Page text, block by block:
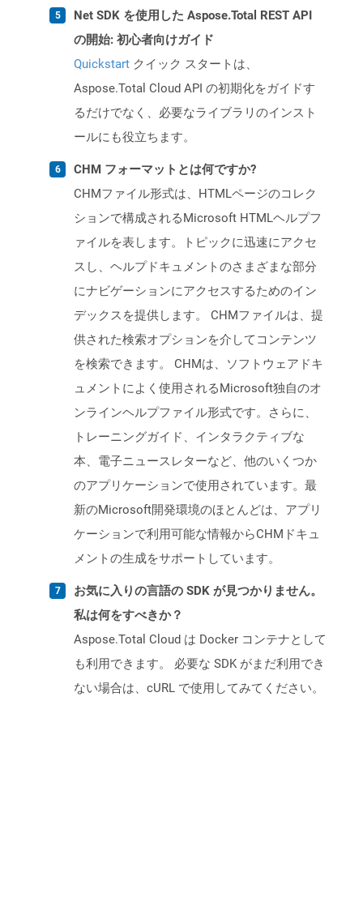
Net SDK を使用した Aspose.Total REST API
の開始: 初心者向けガイド
Quickstart クイック スタートは、
Aspose.Total Cloud API の初期化をガイドす
るだけでなく、必要なライブラリのインスト
ールにも役立ちます。
CHM フォーマットとは何ですか?
CHMファイル形式は、HTMLページのコレク
ションで構成されるMicrosoft HTMLヘルプフ
ァイルを表します。トピックに迅速にアクセ
スし、ヘルプドキュメントのさまざまな部分
にナビゲーションにアクセスするためのイン
デックスを提供します。 CHMファイルは、提
供された検索オプションを介してコンテンツ
を検索できます。 CHMは、ソフトウェアドキ
ュメントによく使用されるMicrosoft独自のオ
ンラインヘルプファイル形式です。さらに、
トレーニングガイド、インタラクティブな
本、電子ニュースレターなど、他のいくつか
のアプリケーションで使用されています。最
新のMicrosoft開発環境のほとんどは、アプリ
ケーションで利用可能な情報からCHMドキュ
メントの生成をサポートしています。
お気に入りの言語の SDK が見つかりません。
私は何をすべきか？
Aspose.Total Cloud は Docker コンテナとして
も利用できます。 必要な SDK がまだ利用でき
ない場合は、cURL で使用してみてください。